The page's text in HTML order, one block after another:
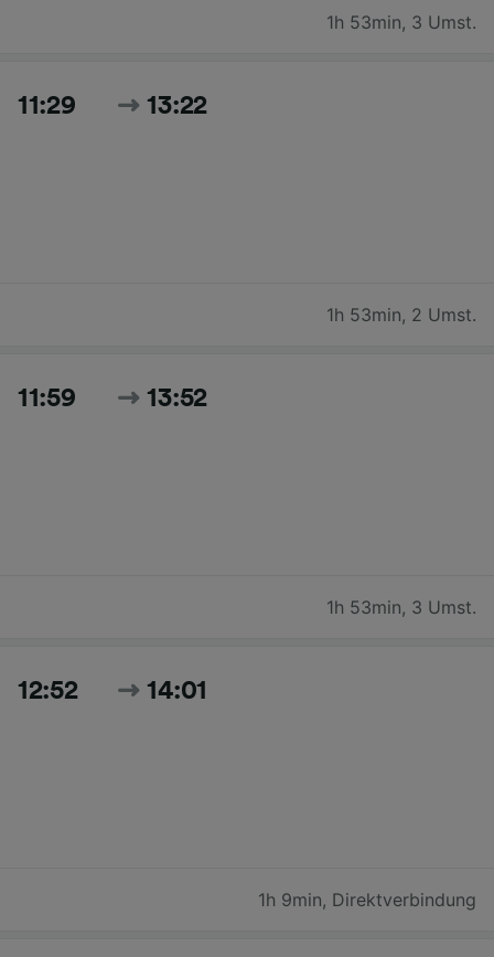
1h 53min, 3 Umst.
11:29 13:22
1h 53min, 2 Umst.
11:59 13:52
1h 53min, 3 Umst.
12:52 14:01
1h 9min, Direktverbindung